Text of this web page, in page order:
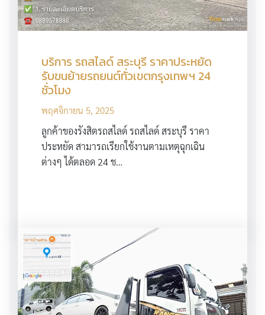
บริการ รถสไลด์ สระบุรี ราคาประหยัด
รับขนย้ายรถยนต์ทั่วเขตกรุงเทพฯ 24
ชั่วโมง
พฤศจิกายน 5, 2025
ลูกค้าของรังสิตรถสไลด์ รถสไลด์ สระบุรี ราคา
ประหยัด สามารถเรียกใช้งานตามเหตุฉุกเฉิน
ต่างๆ ได้ตลอด 24 ช…